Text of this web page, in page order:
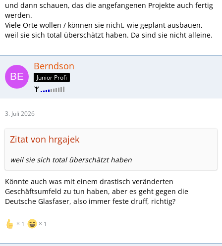
und dann schauen, das die angefangenen Projekte auch fertig
werden.
Viele Orte wollen / können sie nicht, wie geplant ausbauen,
weil sie sich total überschätzt haben. Da sind sie nicht alleine.
Berndson
Junior Profi
3. Juli 2026
Zitat von hrgajek
weil sie sich total überschätzt haben
Könnte auch was mit einem drastisch veränderten
Geschäftsumfeld zu tun haben, aber es geht gegen die
Deutsche Glasfaser, also immer feste druff, richtig?
1 1